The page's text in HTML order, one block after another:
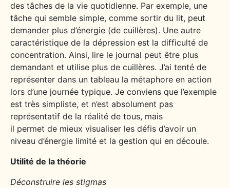
des tâches de la vie quotidienne. Par exemple, une
tâche qui semble simple, comme sortir du lit, peut
demander plus d’énergie (de cuillères). Une autre
caractéristique de la dépression est la difficulté de
concentration. Ainsi, lire le journal peut être plus
demandant et utilise plus de cuillères. J’ai tenté de
représenter dans un tableau la métaphore en action
lors d’une journée typique. Je conviens que l’exemple
est très simpliste, et n’est absolument pas
représentatif de la réalité de tous, mais
il permet de mieux visualiser les défis d’avoir un
niveau d’énergie limité et la gestion qui en découle.
Utilité de la théorie
Déconstruire les stigmas